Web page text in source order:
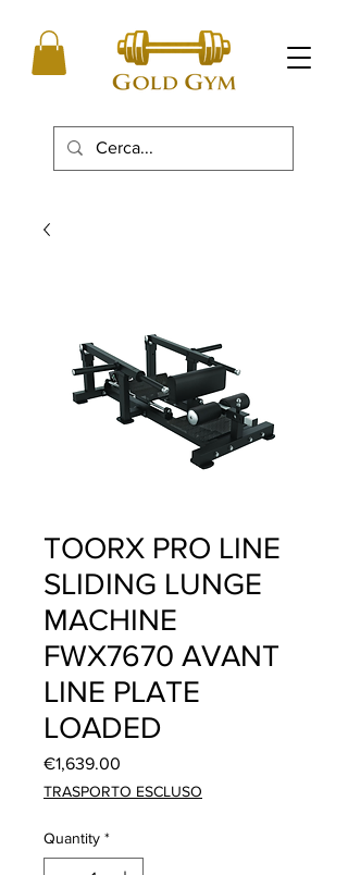
TOORX PRO LINE
SLIDING LUNGE
MACHINE
FWX7670 AVANT
LINE PLATE
LOADED
€1,639.00
TRASPORTO ESCLUSO
Quantity *